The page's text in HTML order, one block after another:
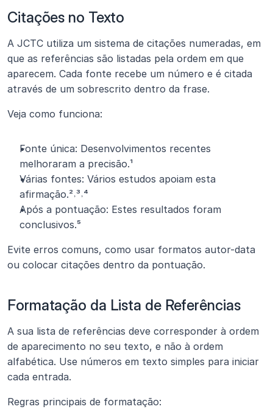
Citações no Texto
A JCTC utiliza um sistema de citações numeradas, em
que as referências são listadas pela ordem em que
aparecem. Cada fonte recebe um número e é citada
através de um sobrescrito dentro da frase.
Veja como funciona:
Fonte única: Desenvolvimentos recentes
melhoraram a precisão.¹
Várias fontes: Vários estudos apoiam esta
afirmação.²˒³˒⁴
Após a pontuação: Estes resultados foram
conclusivos.⁵
Evite erros comuns, como usar formatos autor-data
ou colocar citações dentro da pontuação.
Formatação da Lista de Referências
A sua lista de referências deve corresponder à ordem
de aparecimento no seu texto, e não à ordem
alfabética. Use números em texto simples para iniciar
cada entrada.
Regras principais de formatação: